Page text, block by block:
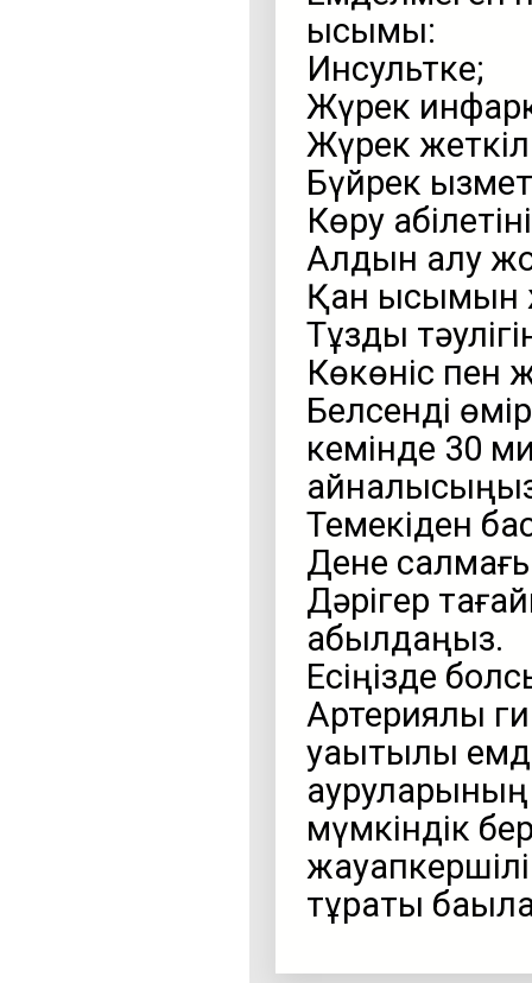
қысымы:
Инсультке;
Жүрек
Жүрек
Бүйрек
Көру
Алдын алу
Қан қысымын
Тұзды
Көкөніс пен
Белсенді
кемінде 30
Темекіден
Дене
Дәрігер
қабылдаңыз.
Есіңізде
Артериялық
уақытылы
мүмкіндік
тұрақты